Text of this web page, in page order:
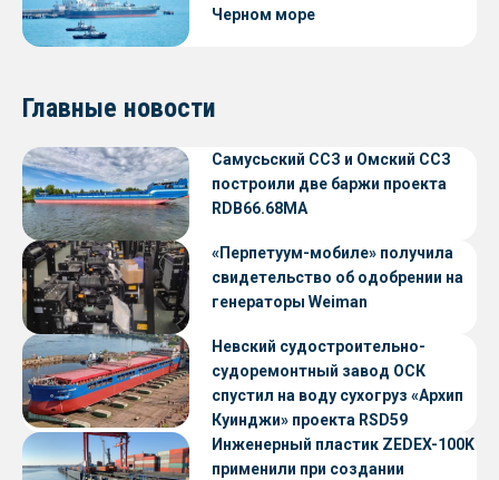
Черном море
Главные новости
Самусьский ССЗ и Омский ССЗ
построили две баржи проекта
RDB66.68МА
«Перпетуум-мобиле» получила
свидетельство об одобрении на
генераторы Weiman
Невский судостроительно-
судоремонтный завод ОСК
спустил на воду сухогруз «Архип
Куинджи» проекта RSD59
Инженерный пластик ZEDEX-100K
применили при создании